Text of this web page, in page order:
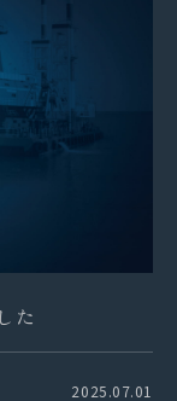
た
2025.07.01